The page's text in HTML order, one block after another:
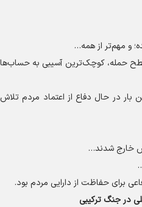
و مهم‌تر از همه…
حمله، کوچک‌ترین آسیبی به حساب‌ها
بار در حال دفاع از اعتماد مردم تلاش
خارج شدند…
برای حفاظت از دارایی مردم بود.
در جنگ ترکیبی